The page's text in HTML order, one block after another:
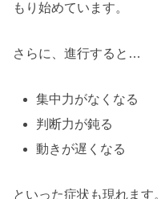
もり始めています。
さらに、進行すると…
集中力がなくなる
判断力が鈍る
動きが遅くなる
といった症状も現れます。